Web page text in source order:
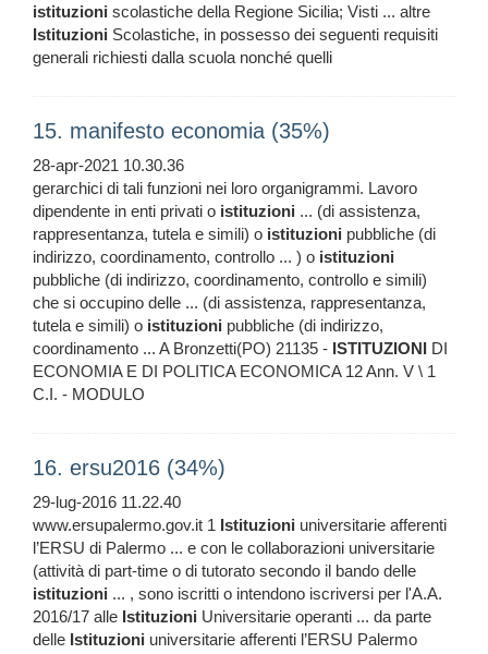
istituzioni scolastiche della Regione Sicilia; Visti ... altre
Istituzioni Scolastiche, in possesso dei seguenti requisiti
generali richiesti dalla scuola nonché quelli
15. manifesto economia (35%)
28-apr-2021 10.30.36
gerarchici di tali funzioni nei loro organigrammi. Lavoro
dipendente in enti privati o istituzioni ... (di assistenza,
rappresentanza, tutela e simili) o istituzioni pubbliche (di
indirizzo, coordinamento, controllo ... ) o istituzioni
pubbliche (di indirizzo, coordinamento, controllo e simili)
che si occupino delle ... (di assistenza, rappresentanza,
tutela e simili) o istituzioni pubbliche (di indirizzo,
coordinamento ... A Bronzetti(PO) 21135 - ISTITUZIONI DI
ECONOMIA E DI POLITICA ECONOMICA 12 Ann. V \ 1
C.I. - MODULO
16. ersu2016 (34%)
29-lug-2016 11.22.40
www.ersupalermo.gov.it 1 Istituzioni universitarie afferenti
l’ERSU di Palermo ... e con le collaborazioni universitarie
(attività di part-time o di tutorato secondo il bando delle
istituzioni ... , sono iscritti o intendono iscriversi per l'A.A.
2016/17 alle Istituzioni Universitarie operanti ... da parte
delle Istituzioni universitarie afferenti l’ERSU Palermo